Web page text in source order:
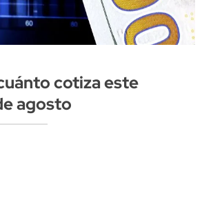
cotiza este
agosto